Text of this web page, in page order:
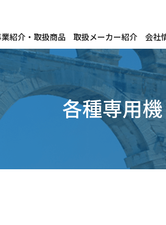
紹介・取扱商品 取扱メーカー紹介 会社
各種専用機